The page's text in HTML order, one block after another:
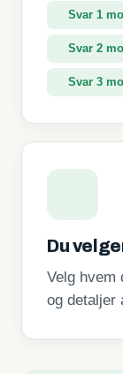
Svar 1
Svar 2
Svar 3
Du
Velg hvem
og detaljer